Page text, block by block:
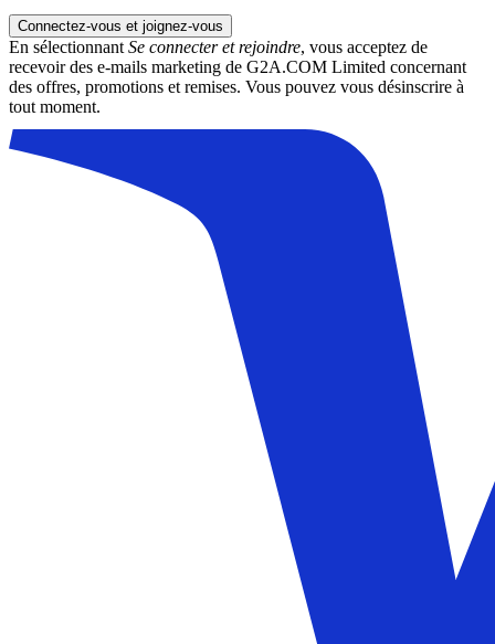
Connectez-vous et joignez-vous
En sélectionnant Se connecter et rejoindre, vous acceptez de
recevoir des e-mails marketing de G2A.COM Limited concernant
des offres, promotions et remises. Vous pouvez vous désinscrire à
tout moment.